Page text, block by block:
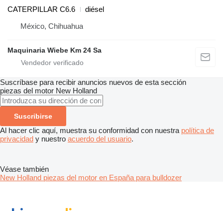
CATERPILLAR C6.6
diésel
México, Chihuahua
Maquinaria Wiebe Km 24 Sa
Suscríbase para recibir anuncios nuevos de esta sección
piezas del motor New Holland
Suscribirse
Al hacer clic aquí, muestra su conformidad con nuestra política de
privacidad y nuestro acuerdo del usuario.
Véase también
New Holland piezas del motor en España para bulldozer